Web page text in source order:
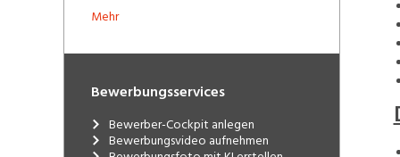
des täglichen Bedarfs. Die Schweizer
Herkunft unserer Produkte ist uns sehr
hochwertige, frische Obst-, Gemüse- und
Brotauswahl im Offenverkauf sowie
Milchprodukte ergänzt. Unsere
wöchentlichen Aktionen mit
Mehr
Bewerbungsservices
Bewerber-Cockpit anlegen
Bewerbungsvideo aufnehmen